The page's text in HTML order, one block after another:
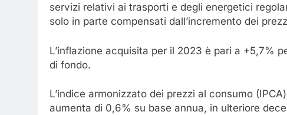
servizi relativi ai trasporti e degli energetici
solo in parte compensati dall’incremento dei
L’inflazione acquisita per il 2023 è pari a +5,7%
di fondo.
L’indice armonizzato dei prezzi al consumo
aumenta di 0,6% su base annua, in ulteriore